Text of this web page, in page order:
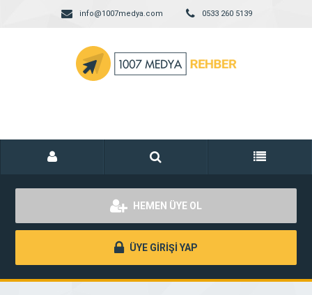
info@1007medya.com 0533 260 5139
HEMEN ÜYE OL
ÜYE GİRİŞİ YAP